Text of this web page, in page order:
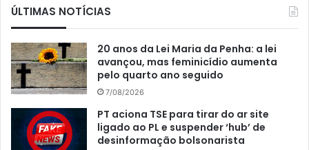
ÚLTIMAS NOTÍCIAS
20 anos da Lei Maria da Penha: a lei
avançou, mas feminicídio aumenta
pelo quarto ano seguido
7/08/2026
PT aciona TSE para tirar do ar site
ligado ao PL e suspender ‘hub’ de
desinformação bolsonarista